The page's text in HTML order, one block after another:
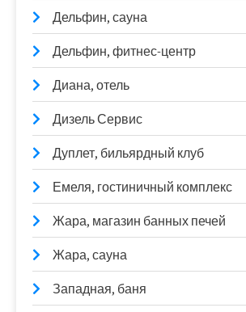
Дельфин, сауна
Дельфин, фитнес-центр
Диана, отель
Дизель Сервис
Дуплет, бильярдный клуб
Емеля, гостиничный комплекс
Жара, магазин банных печей
Жара, сауна
Западная, баня